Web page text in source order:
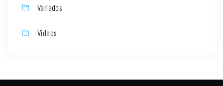
Variados
Videos